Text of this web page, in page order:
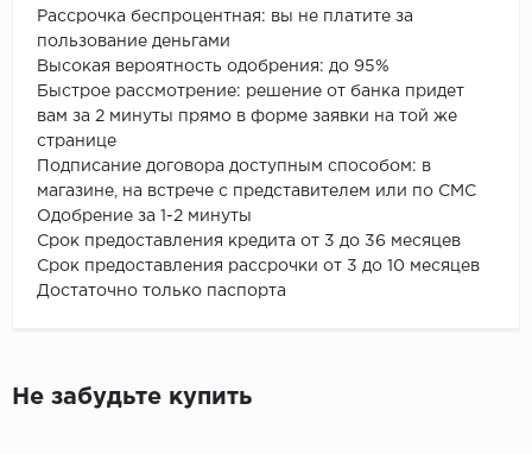
Рассрочка беспроцентная: вы не платите за
пользование деньгами
Высокая вероятность одобрения: до 95%
Быстрое рассмотрение: решение от банка придет
вам за 2 минуты прямо в форме заявки на той же
странице
Подписание договора доступным способом: в
магазине, на встрече с представителем или по СМС
Одобрение за 1-2 минуты
Срок предоставления кредита от 3 до 36 месяцев
Срок предоставления рассрочки от 3 до 10 месяцев
Достаточно только паспорта
Не забудьте купить